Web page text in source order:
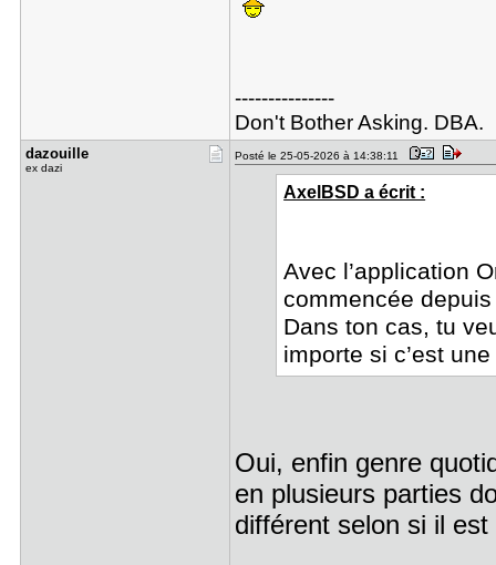
---------------
Don't Bother Asking. DBA.
dazouille
ex dazi
Posté le 25-05-2026 à 14:38:11
AxelBSD a écrit :
Avec l’application
commencée
Dans ton cas, tu
importe si c’est
Oui, enfin genre
en plusieurs parties
différent selon si il